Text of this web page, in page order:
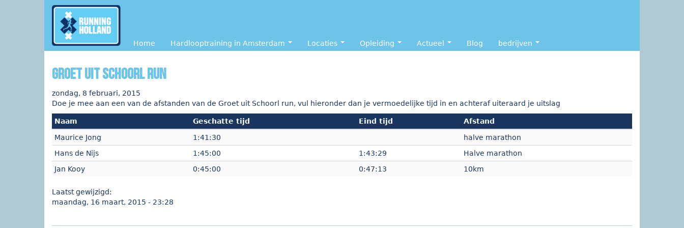
Overslaan en naar de inhoud gaan Home Hardlooptraining in Amsterdam Locaties Opleiding Actueel Blog bedrijven
Groet uit Schoorl run
zondag, 8 februari, 2015
Doe je mee aan een van de afstanden van de Groet uit Schoorl run, vul hieronder dan je vermoedelijke tijd in en achteraf uiteraard je uitslag
Naam Geschatte tijd Eind tijd
Afstand
Maurice Jong
1:41:30
halve marathon
Hans de Nijs
1:45:00 1:43:29
Halve marathon
Jan Kooy
0:45:00 0:47:13 10km
Laatst gewijzigd:
maandag, 16 maart, 2015 - 23:28